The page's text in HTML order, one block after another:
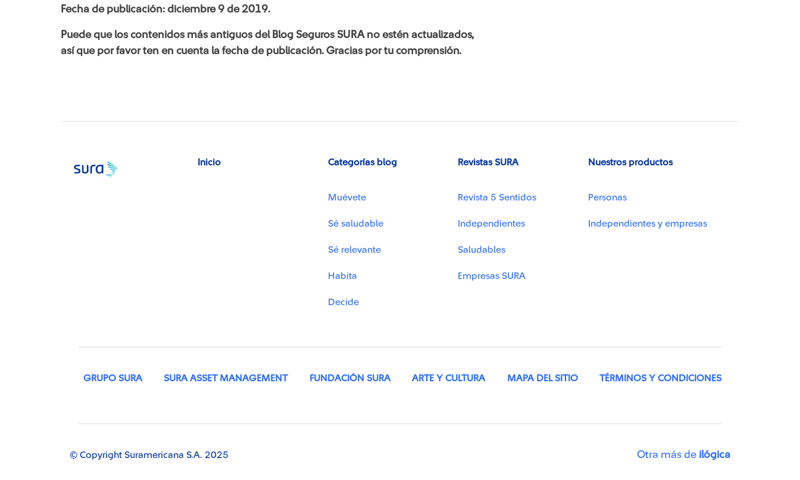
Fecha de publicación: diciembre 9 de 2019.
Puede que los contenidos más antiguos del Blog Seguros SURA no estén actualizados,
así que por favor ten en cuenta la fecha de publicación. Gracias por tu comprensión.​
Inicio Categorías blog
Muévete
Sé saludable
Sé relevante
Habita
Decide
Revistas SURA
Revista 5 Sentidos
Independientes
Saludables
Empresas SURA
Nuestros productos
Personas
Independientes y empresas
GRUPO SURA SURA ASSET MANAGEMENT FUNDACIÓN SURA ARTE Y CULTURA MAPA DEL SITIO TÉRMINOS Y CONDICIONES
© Copyright Suramericana S.A. 2025 Otra más de ilógica